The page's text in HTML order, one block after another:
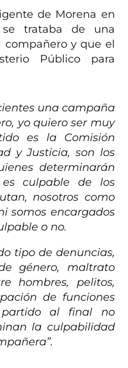
de Morena en
trataba de una
y que el
Público para
una campaña
yo quiero ser muy
es la Comisión
y Justicia, son los
determinarán
culpable de los
nosotros como
somos encargados
o no.
tipo de denuncias,
género, maltrato
hombres, pelitos,
de funciones
partido al final no
la culpabilidad